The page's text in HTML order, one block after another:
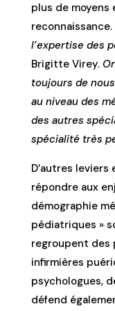
plus de moyens
reconnaissance.
l’expertise des
Brigitte Virey.
toujours de
au niveau des
des autres
spécialité très
D’autres
répondre aux
démographie
pédiatriques »
regroupent des
infirmières
psychologues,
défend